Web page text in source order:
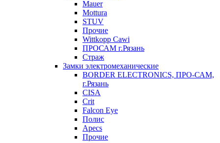
Mauer
Mottura
STUV
Прочие
Wittkopp Cawi
ПРОСАМ г.Рязань
Страж
Замки электромеханические
BORDER ELECTRONICS, ПРО-САМ,
г.Рязань
CISA
Crit
Falcon Eye
Полис
Apecs
Прочие